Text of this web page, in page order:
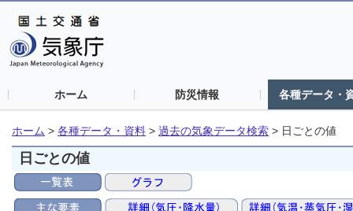
ホーム 防災情報 各種データ・
ホーム > 各種データ・資料 > 過去の気象データ検索 > 日ごとの値
日ごとの値